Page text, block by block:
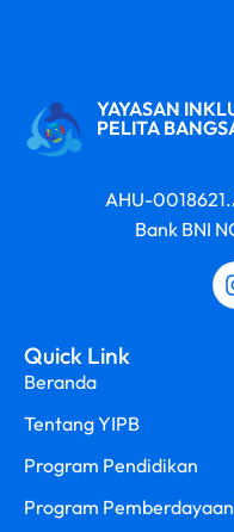
YAYASAN
PELITA
AHU-
Bank BNI
Quick Link
Beranda
Tentang YIPB
Program Pendidikan
Program